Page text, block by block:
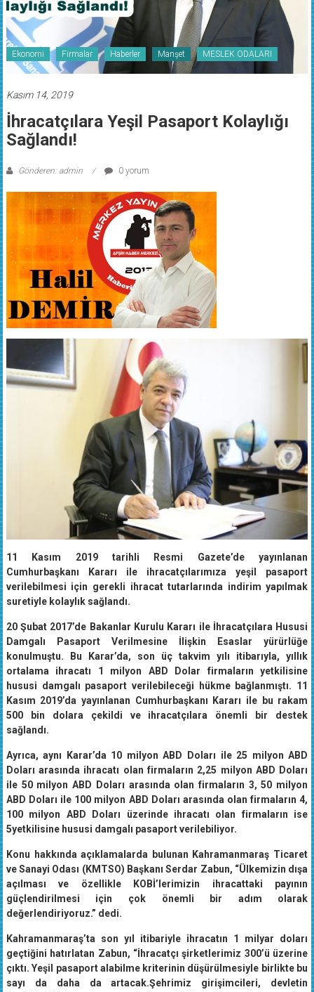
Ekonomi Firmalar Haberler Manşet MESLEK ODALARI
Kasım 14, 2019
İhracatçılara Yeşil Pasaport Kolaylığı
Sağlandı!
Gönderen: admin 0 yorum
11 Kasım 2019 tarihli Resmi Gazete’de yayınlanan
Cumhurbaşkanı Kararı ile ihracatçılarımıza yeşil pasaport
verilebilmesi için gerekli ihracat tutarlarında indirim yapılmak
suretiyle kolaylık sağlandı.
20 Şubat 2017’de Bakanlar Kurulu Kararı ile İhracatçılara Hususi
Damgalı Pasaport Verilmesine İlişkin Esaslar yürürlüğe
konulmuştu. Bu Karar’da, son üç takvim yılı itibarıyla, yıllık
ortalama ihracatı 1 milyon ABD Dolar firmaların yetkilisine
hususi damgalı pasaport verilebileceği hükme bağlanmıştı. 11
Kasım 2019’da yayınlanan Cumhurbaşkanı Kararı ile bu rakam
500 bin dolara çekildi ve ihracatçılara önemli bir destek
sağlandı.
Ayrıca, aynı Karar’da 10 milyon ABD Doları ile 25 milyon ABD
Doları arasında ihracatı olan firmaların 2,25 milyon ABD Doları
ile 50 milyon ABD Doları arasında olan firmaların 3, 50 milyon
ABD Doları ile 100 milyon ABD Doları arasında olan firmaların 4,
100 milyon ABD Doları üzerinde ihracatı olan firmaların ise
5yetkilisine hususi damgalı pasaport verilebiliyor.
Konu hakkında açıklamalarda bulunan Kahramanmaraş Ticaret
ve Sanayi Odası (KMTSO) Başkanı Serdar Zabun, “Ülkemizin dışa
açılması ve özellikle KOBİ’lerimizin ihracattaki payının
güçlendirilmesi için çok önemli bir adım olarak
değerlendiriyoruz.” dedi.
Kahramanmaraş’ta son yıl itibariyle ihracatın 1 milyar doları
geçtiğini hatırlatan Zabun, “İhracatçı şirketlerimiz 300’ü üzerine
çıktı. Yeşil pasaport alabilme kriterinin düşürülmesiyle birlikte bu
sayı da daha da artacak.Şehrimiz girişimcileri, devletin